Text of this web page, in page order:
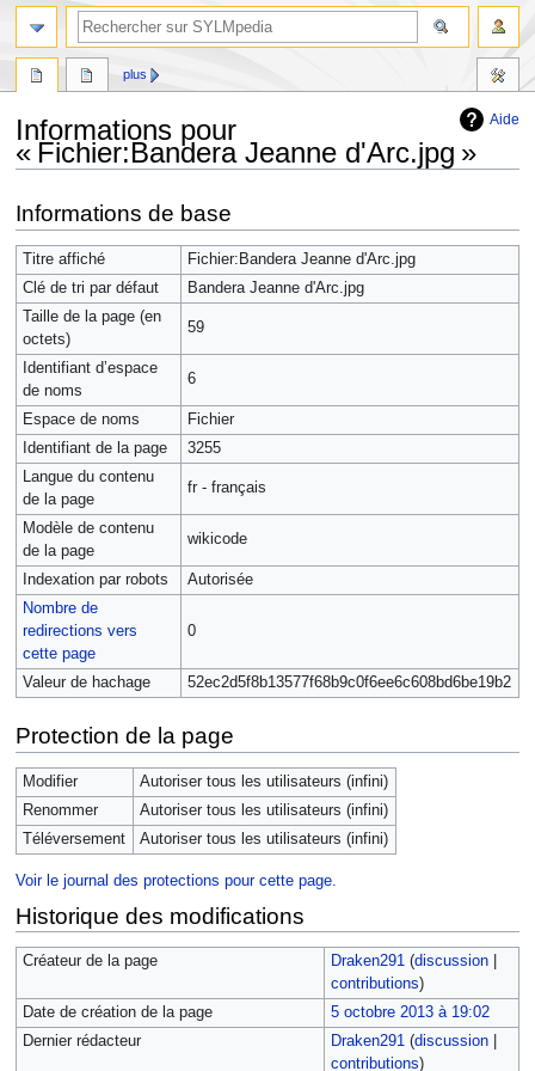
Aide
Informations pour
« Fichier:Bandera Jeanne d'Arc.jpg »
à
la
navigation
à
la
recherche
Informations de base
Titre affiché
Fichier:Bandera Jeanne d'Arc.jpg
Clé de tri par défaut
Bandera Jeanne d'Arc.jpg
Taille de la page (en
octets)
59
Identifiant dʼespace
de noms
6
Espace de noms
Fichier
Identifiant de la page
3255
Langue du contenu
de la page
fr - français
Modèle de contenu
de la page
wikicode
Indexation par robots
Autorisée
Nombre de
redirections vers
cette page
0
Valeur de hachage 52ec2d5f8b13577f68b9c0f6ee6c608bd6be19b2
Protection de la page
Modifier
Autoriser tous les utilisateurs (infini)
Renommer
Autoriser tous les utilisateurs (infini)
Téléversement
Autoriser tous les utilisateurs (infini)
Voir le journal des protections pour cette page.
Historique des modifications
Créateur de la page Draken291 (discussion|
contributions)
Date de création de la page
5 octobre 2013 à 19:02
Dernier rédacteur
Draken291 (discussion|
contributions)
plus